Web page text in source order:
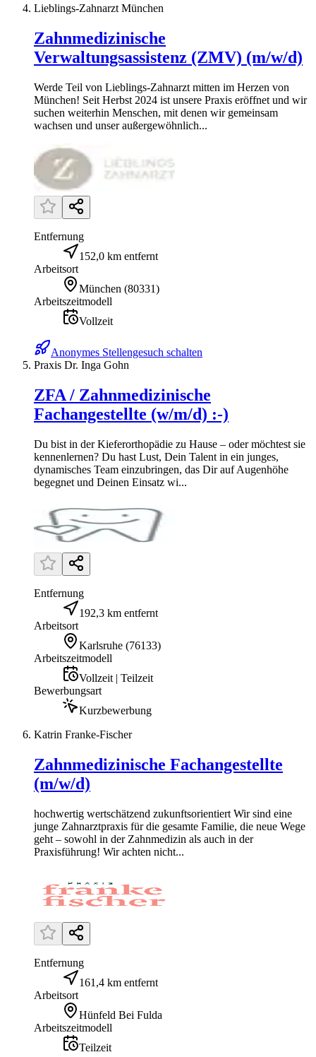
Lieblings-Zahnarzt München
Zahnmedizinische
Verwaltungsassistenz (ZMV) (m/w/d)
Werde Teil von Lieblings-Zahnarzt mitten im Herzen von
München! Seit Herbst 2024 ist unsere Praxis eröffnet und wir
suchen weiterhin Menschen, mit denen wir gemeinsam
wachsen und unser außergewöhnlich...
Entfernung
152,0 km entfernt
Arbeitsort
München (80331)
Arbeitszeitmodell
Vollzeit
Anonymes Stellengesuch schalten
Praxis Dr. Inga Gohn
ZFA / Zahnmedizinische
Fachangestellte (w/m/d) :-)
Du bist in der Kieferorthopädie zu Hause – oder möchtest sie
kennenlernen? Du hast Lust, Dein Talent in ein junges,
dynamisches Team einzubringen, das Dir auf Augenhöhe
begegnet und Deinen Einsatz wi...
Entfernung
192,3 km entfernt
Arbeitsort
Karlsruhe (76133)
Arbeitszeitmodell
Vollzeit | Teilzeit
Bewerbungsart
Kurzbewerbung
Katrin Franke-Fischer
Zahnmedizinische Fachangestellte
(m/w/d)
hochwertig wertschätzend zukunftsorientiert Wir sind eine
junge Zahnarztpraxis für die gesamte Familie, die neue Wege
geht – sowohl in der Zahnmedizin als auch in der
Praxisführung! Wir achten nicht...
Entfernung
161,4 km entfernt
Arbeitsort
Hünfeld Bei Fulda
Arbeitszeitmodell
Teilzeit